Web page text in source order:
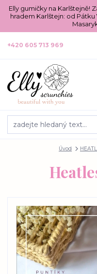
Elly gumičky na Karlštejně!
hradem Karlštejn: od Pátku
+420 605 713 969
Úvod